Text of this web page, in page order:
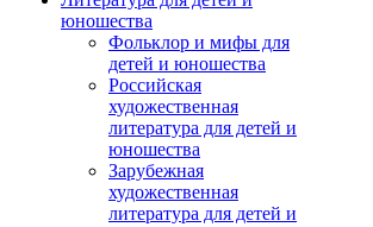
юношества
Фольклор и мифы для
детей и юношества
Российская
художественная
литература для детей и
юношества
Зарубежная
художественная
литература для детей и